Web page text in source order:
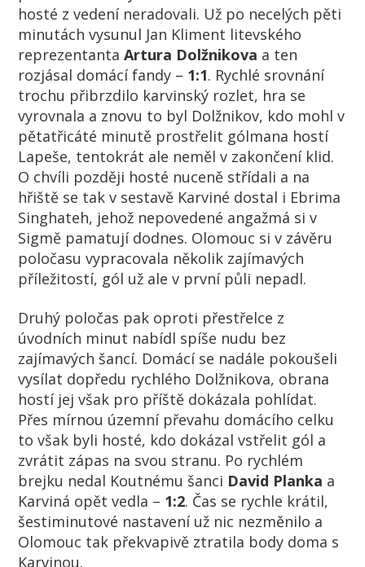
hosté z vedení neradovali. Už po necelých pěti
minutách vysunul Jan Kliment litevského
reprezentantaArtura Dolžnikova a ten
rozjásal domácí fandy – 1:1. Rychlé srovnání
trochu přibrzdilo karvinský rozlet, hra se
vyrovnala a znovu to byl Dolžnikov, kdo mohl v
pětatřicáté minutě prostřelit gólmana hostí
Lapeše, tentokrát ale neměl v zakončení klid.
O chvíli později hosté nuceně střídali a na
hřiště se tak v sestavě Karviné dostal i Ebrima
Singhateh, jehož nepovedené angažmá si v
Sigmě pamatují dodnes. Olomouc si v závěru
poločasu vypracovala několik zajímavých
příležitostí, gól už ale v první půli nepadl.
Druhý poločas pak oproti přestřelce z
úvodních minut nabídl spíše nudu bez
zajímavých šancí. Domácí se nadále pokoušeli
vysílat dopředu rychlého Dolžnikova, obrana
hostí jej však pro příště dokázala pohlídat.
Přes mírnou územní převahu domácího celku
to však byli hosté, kdo dokázal vstřelit gól a
zvrátit zápas na svou stranu. Po rychlém
brejku nedal Koutnému šanci David Planka a
Karviná opět vedla – 1:2. Čas se rychle krátil,
šestiminutové nastavení už nic nezměnilo a
Olomouc tak překvapivě ztratila body doma s
Karvinou.